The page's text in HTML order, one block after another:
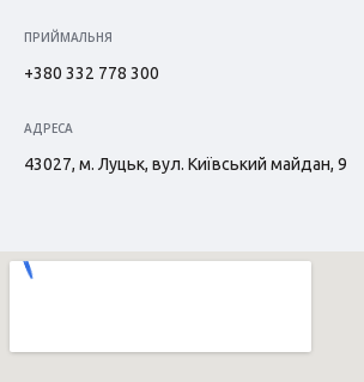
ПРИЙМАЛЬНЯ
+380 332 778 300
АДРЕСА
43027, м. Луцьк, вул. Київський майдан, 9